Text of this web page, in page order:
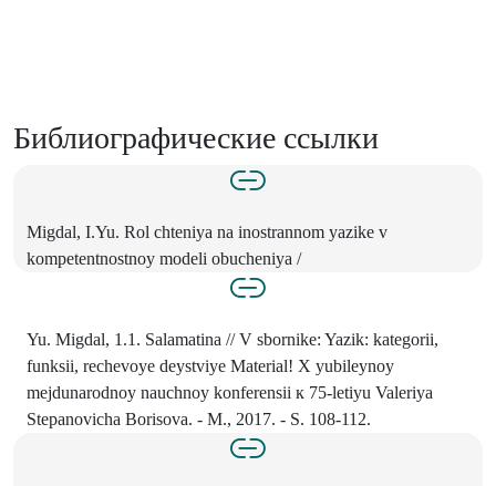
Библиографические ссылки
Migdal, I.Yu. Rol chteniya na inostrannom yazike v
kompetentnostnoy modeli obucheniya /
Yu. Migdal, 1.1. Salamatina // V sbornike: Yazik: kategorii,
funksii, rechevoye deystviye Material! X yubileynoy
mejdunarodnoy nauchnoy konferensii к 75-letiyu Valeriya
Stepanovicha Borisova. - M., 2017. - S. 108-112.